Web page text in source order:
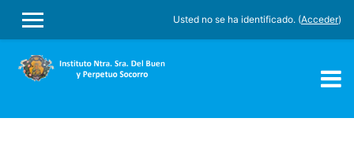
PANEL LATERAL
Usted no se ha identificado. (Acceder)